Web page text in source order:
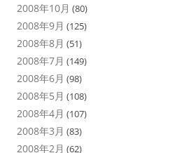
2008年10月 (80)
2008年9月 (125)
2008年8月 (51)
2008年7月 (149)
2008年6月 (98)
2008年5月 (108)
2008年4月 (107)
2008年3月 (83)
2008年2月 (62)